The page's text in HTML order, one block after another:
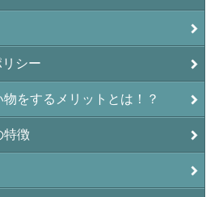
シー
をするメリットとは！？
特徴